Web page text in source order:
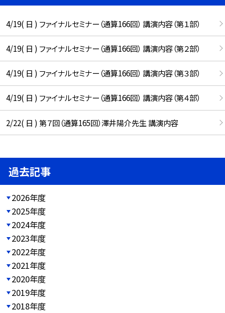
4/19( 日 ) ファイナルセミナー（通算166回） 講演内容（第１部）
4/19( 日 ) ファイナルセミナー（通算166回） 講演内容（第２部）
4/19( 日 ) ファイナルセミナー（通算166回） 講演内容（第３部）
4/19( 日 ) ファイナルセミナー（通算166回） 講演内容（第４部）
2/22( 日 ) 第７回（通算165回）澤井陽介先生 講演内容
過去記事
2026年度
2025年度
2024年度
2023年度
2022年度
2021年度
2020年度
2019年度
2018年度